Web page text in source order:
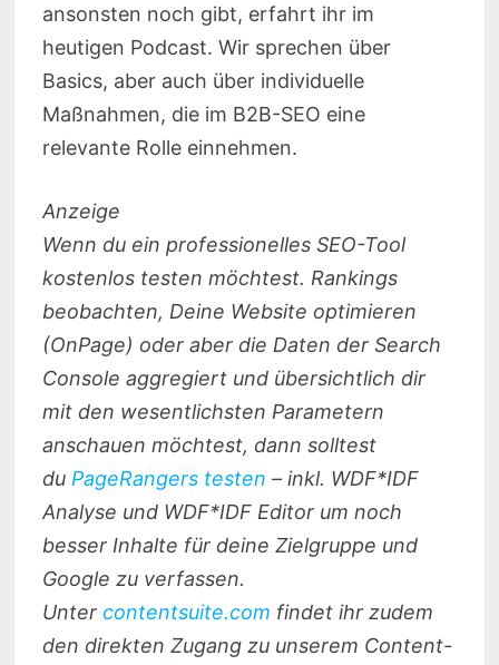
ansonsten noch gibt, erfahrt ihr im
heutigen Podcast. Wir sprechen über
Basics, aber auch über individuelle
Maßnahmen, die im B2B-SEO eine
relevante Rolle einnehmen.
Anzeige
Wenn du ein professionelles SEO-Tool
kostenlos testen möchtest. Rankings
beobachten, Deine Website optimieren
(OnPage) oder aber die Daten der Search
Console aggregiert und übersichtlich dir
mit den wesentlichsten Parametern
anschauen möchtest, dann solltest
du PageRangers testen – inkl. WDF*IDF
Analyse und WDF*IDF Editor um noch
besser Inhalte für deine Zielgruppe und
Google zu verfassen.
Unter contentsuite.com findet ihr zudem
den direkten Zugang zu unserem Content-